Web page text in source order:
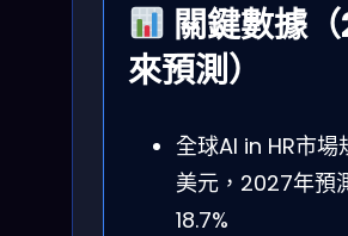
關鍵數據
來預測）
全球AI in HR市
美元，2027年預
18.7%